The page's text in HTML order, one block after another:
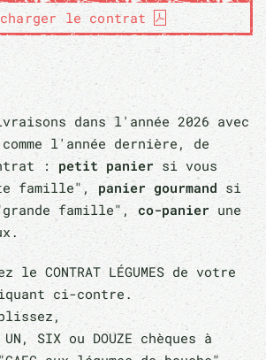
le contrat
dans l'année 2026 avec
l'année dernière, de
: petit panier si vous
famille", panier gourmand si
famille", co-panier une
le CONTRAT LÉGUMES de votre
ci-contre.
SIX ou DOUZE chèques à